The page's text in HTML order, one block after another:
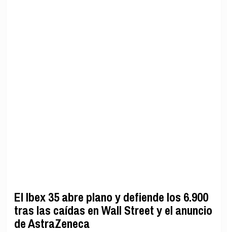
El Ibex 35 abre plano y defiende los 6.900
tras las caídas en Wall Street y el anuncio
de AstraZeneca